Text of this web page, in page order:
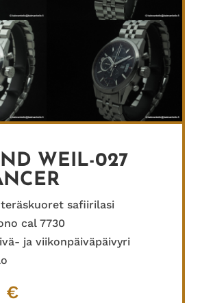
WEIL-027
safiirilasi
cal 7730
ja viikonpäiväpäivyri
€